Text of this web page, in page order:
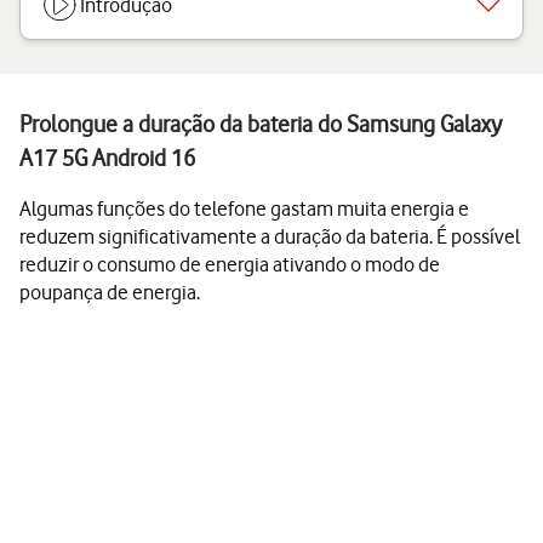
Introdução
Prolongue a duração da bateria do Samsung Galaxy
A17 5G Android 16
Algumas funções do telefone gastam muita energia e
reduzem significativamente a duração da bateria. É possível
reduzir o consumo de energia ativando o modo de
poupança de energia.